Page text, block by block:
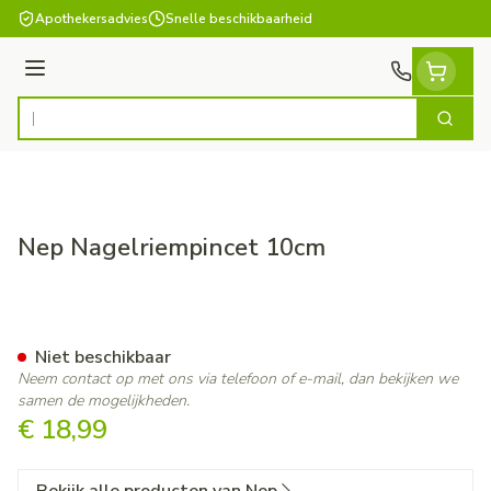
Ga naar de inhoud
Apothekersadvies Snelle beschikbaarheid
Menu
Product, merk, categorie... Zoek
Nep Nagelriempincet 10cm
€ 18,99
Niet beschikbaar
Neem contact op met ons via telefoon of e-mail, dan bekijken we
samen de mogelijkheden.